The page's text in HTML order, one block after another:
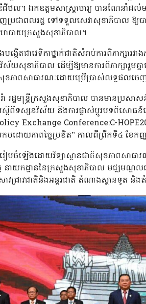
។ ឯកឧត្តមសាស្រ្តាចារ្យ បានណែនាំដល់មន្
ជាពលរដ្ឋ ទៅទទួលសេវាសុខាភិបាល ឱ្យប
ោបាយក្រសួងសុខាភិបាល។
តជាវេទិកាថ្នាក់ជាតិសំរាប់ការពិភាក្សារ
យសុខាភិបាល ដើម្បីឱ្យមានការពិភាក្សារួម
ពសាធារណៈដោយប្រើប្រាស់លទ្ធផលចេញពី
ា រដ្ឋមន្រ្តីក្រសួងសុខាភិបាល បានមានប្រស
តីពីទស្សនវិស័យ និងការផ្លាស់ប្តូរបទពិសោ
Exchange Conference:C-
បដោយភាពច្នៃប្រឌិត” កាលពីព្រឹកទី៤ ខែកញ្
ៀបចំឡើងដោយវិទ្យាស្ថានជាតិសុខភាពសា
ត នាយកដ្ឋាននៃក្រសួងសុខាភិបាល មជ្ឈមណ្ឌ
វជ្រាវជាតិនិងអន្តរជាតិ តំណាងស្ថានទូត